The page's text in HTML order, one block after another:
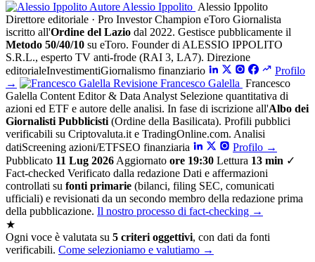
Autore Alessio Ippolito Alessio Ippolito
Direttore editoriale · Pro Investor Champion eToro Giornalista
iscritto all'Ordine del Lazio dal 2022. Gestisce pubblicamente il
Metodo 50/40/10 su eToro. Founder di ALESSIO IPPOLITO
S.R.L., esperto TV anti-frode (RAI 3, LA7). Direzione
editorialeInvestimentiGiornalismo finanziario
Profilo
→
Revisione Francesco Galella Francesco
Galella Content Editor & Data Analyst Selezione quantitativa di
azioni ed ETF e autore delle analisi. In fase di iscrizione all'Albo dei
Giornalisti Pubblicisti (Ordine della Basilicata). Profili pubblici
verificabili su Criptovaluta.it e TradingOnline.com. Analisi
datiScreening azioni/ETFSEO finanziaria Profilo →
Pubblicato 11 Lug 2026 Aggiornato ore 19:30 Lettura 13 min ✓
Fact-checked Verificato dalla redazione Dati e affermazioni
controllati su fonti primarie (bilanci, filing SEC, comunicati
ufficiali) e revisionati da un secondo membro della redazione prima
della pubblicazione. Il nostro processo di fact-checking →
★
Ogni voce è valutata su 5 criteri oggettivi, con dati da fonti
verificabili. Come selezioniamo e valutiamo →